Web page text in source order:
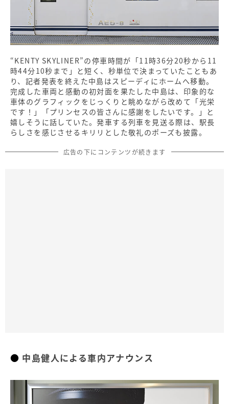
“KENTY SKYLINER”の停車時間が「11時36分20秒から11
時44分10秒まで」と短く、秒単位で決まっていたこともあ
り、記者発表を終えた中島はスピーディにホームへ移動。
完成した車両と感動の初対面を果たした中島は、印象的な
車体のグラフィックをじっくりと眺めながら改めて「光栄
です！」「プリンセスの皆さんに感謝をしたいです。」と
嬉しそうに話していた。発車する列車を見送る際は、駅長
らしさを感じさせるキリリとした敬礼のポーズも披露。
広告の下にコンテンツが続きます
中島健人による車内アナウンス